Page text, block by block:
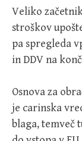
Veliko
stroškov
pa spregleda
in DDV na
Osnova za
je carinska
blaga, temveč